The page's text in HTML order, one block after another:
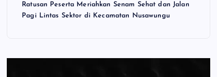
Ratusan Peserta Meriahkan Senam Sehat dan Jalan
Pagi Lintas Sektor di Kecamatan Nusawungu